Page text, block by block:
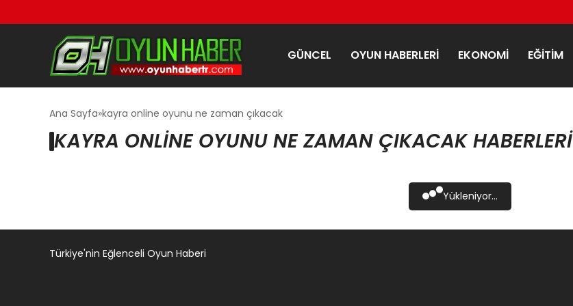
GÜNCEL OYUN HABERLERI EKONOMI EĞITIM
Ana Sayfa kayra online oyunu ne zaman çıkacak
KAYRA ONLINE OYUNU NE ZAMAN ÇIKACAK HABERLERI
Yükleniyor...
Türkiye'nin Eğlenceli Oyun Haberi